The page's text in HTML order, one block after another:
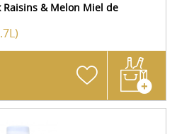
Raisins & Melon Miel de